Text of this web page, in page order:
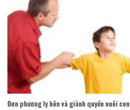
Đơn phương ly hôn và giành quyền nuôi con